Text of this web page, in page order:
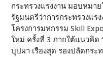
กระทรวงแรงงาน มอบหมา
รัฐมนตรีว่าการกระทรวงแร
โครงการมหกรรม Skill
ใหม่ ครั้งที่ 3 ภายใต้แนวคิด
บุปผา เรืองสุด รองปลัดกระ